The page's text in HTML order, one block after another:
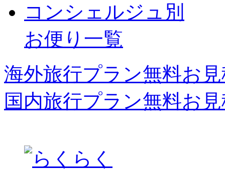
コンシェルジュ別
お便り一覧
海外旅行プラン無料お
国内旅行プラン無料お